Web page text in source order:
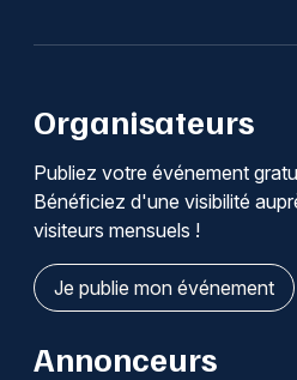
Organisateurs
Publiez votre événement
Bénéficiez d'une visibilité
visiteurs mensuels !
Je publie mon événement
Annonceurs